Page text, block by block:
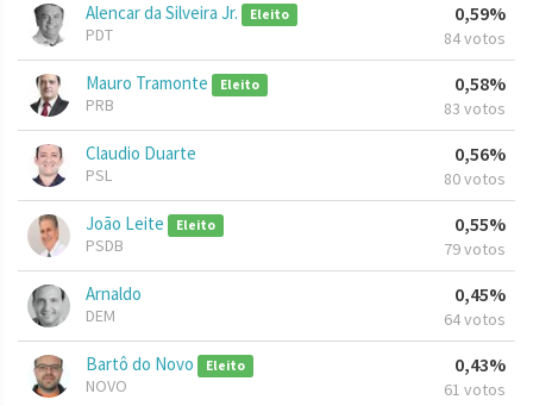
Alencar da Silveira Jr. Eleito
PDT
0,59%
84 votos
Mauro Tramonte Eleito
PRB
0,58%
83 votos
Claudio Duarte
PSL
0,56%
80 votos
João Leite Eleito
PSDB
0,55%
79 votos
Arnaldo
DEM
0,45%
64 votos
Bartô do Novo Eleito
NOVO
0,43%
61 votos